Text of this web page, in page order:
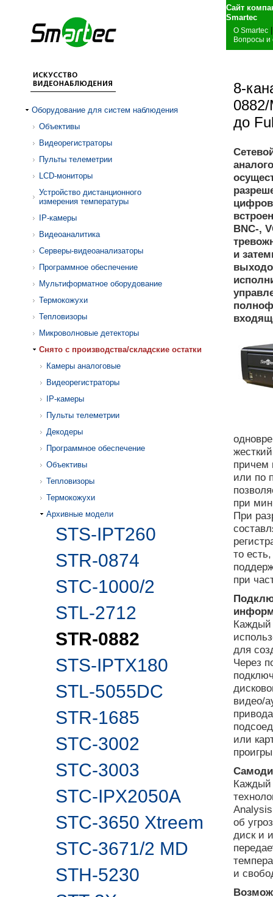
Сайт
О Smartec
Вопросы и
Оборудование для систем наблюдения
Объективы
Видеорегистраторы
Пульты телеметрии
LCD-мониторы
Устройство дистанционного
измерения температуры
IP-камеры
Видеоаналитика
Серверы-видеоанализаторы
Программное обеспечение
Мультиформатное оборудование
Термокожухи
Тепловизоры
Микроволновые детекторы
Cнято с производства/складские остатки
Камеры аналоговые
Видеорегистраторы
IP-камеры
Пульты телеметрии
Декодеры
Программное обеспечение
Объективы
Тепловизоры
Термокожухи
Архивные модели
STS-IPT260
STR-0874
STC-1000/2
STL-2712
STR-0882
STS-IPTX180
STL-5055DC
STR-1685
STC-3002
STC-3003
STC-IPX2050A
STC-3650 Xtreem
STC-3671/2 MD
STH-5230
8-
до
BNC-,
и
причем
или по
при
При
то
при
Каждый
для
Через
видео/
или
Каждый
об
диск и
и